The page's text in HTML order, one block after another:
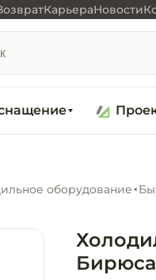
КарьераНовости
оборудование